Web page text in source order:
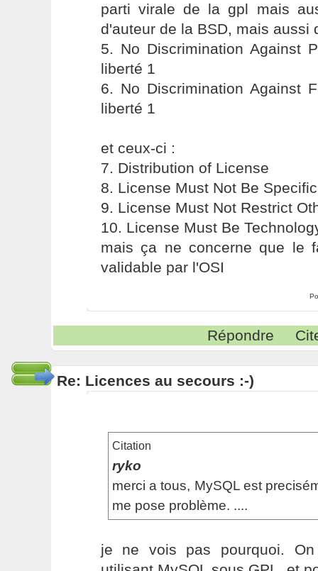
parti virale de la gpl mais
d'auteur de la BSD, mais aussi
5. No Discrimination Against
liberté 1
6. No Discrimination Against
liberté 1
et ceux-ci :
7. Distribution of License
8. License Must Not Be
9. License Must Not Restrict
10. License Must Be
mais ça ne concerne que le
validable par l'OSI
Répondre
Re: Licences au secours :-)
Citation
ryko
merci a tous, MySQL est
me pose problème. ....
je ne vois pas pourquoi.